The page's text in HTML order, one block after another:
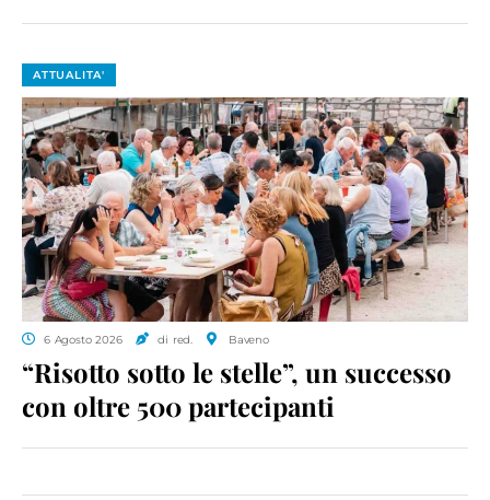
ATTUALITA'
6 Agosto 2026 di red. Baveno
“Risotto sotto le stelle”, un successo
con oltre 500 partecipanti